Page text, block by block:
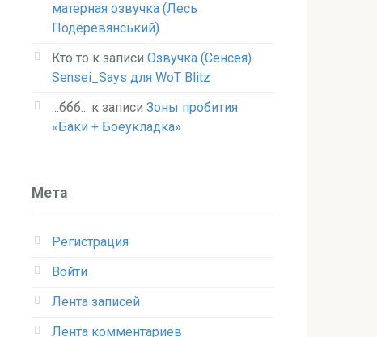
матерная озвучка (Лесь
Подеревянський)
Кто то к записи Озвучка (Сенсея)
Sensei_Says для WoT Blitz
...ббб... к записи Зоны пробития
«Баки + Боеукладка»
Мета
Регистрация
Войти
Лента записей
Лента комментариев